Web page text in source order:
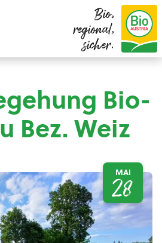
Bio,
regional,
sicher.
Bio-
Bez. Weiz
MAI
28